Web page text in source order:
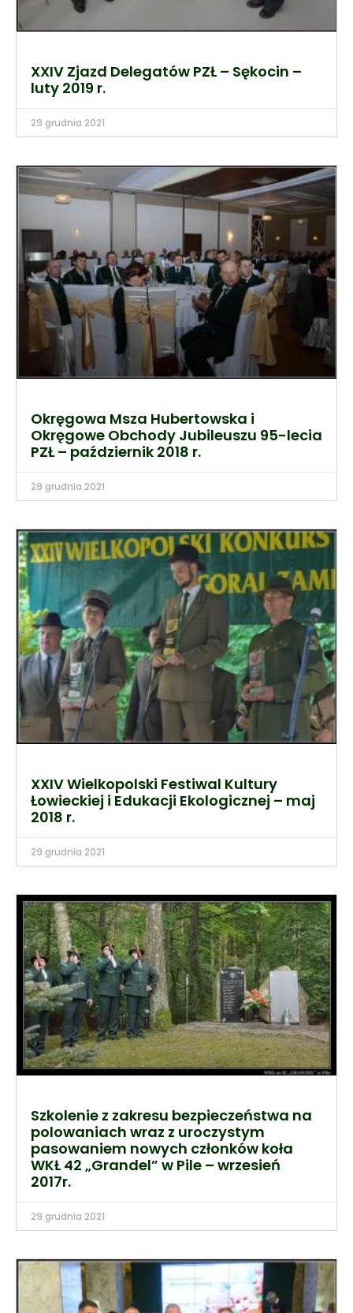
XXIV Zjazd Delegatów PZŁ – Sękocin –
luty 2019 r.
29 grudnia 2021
Okręgowa Msza Hubertowska i
Okręgowe Obchody Jubileuszu 95-lecia
PZŁ – październik 2018 r.
29 grudnia 2021
XXIV Wielkopolski Festiwal Kultury
Łowieckiej i Edukacji Ekologicznej – maj
2018 r.
29 grudnia 2021
Szkolenie z zakresu bezpieczeństwa na
polowaniach wraz z uroczystym
pasowaniem nowych członków koła
WKŁ 42 „Grandel” w Pile – wrzesień
2017r.
29 grudnia 2021